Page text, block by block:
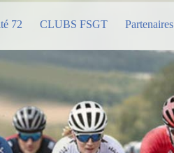
72 CLUBS FSGT Partenaires